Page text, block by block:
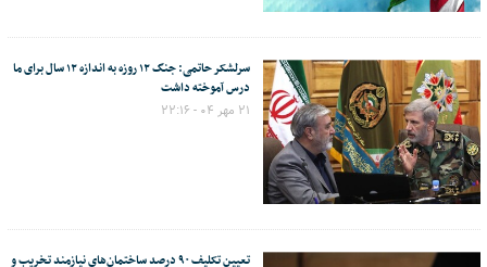
سرلشکر حاتمی: جنگ ۱۲ روزه به اندازه ۱۲ سال برای ما
درس آموخته داشت
۲۱ مهر ۰۴ - ۲۲:۱۶
تعیین تکلیف ۹۰ درصد ساختمان‌های نیازمند تخریب و